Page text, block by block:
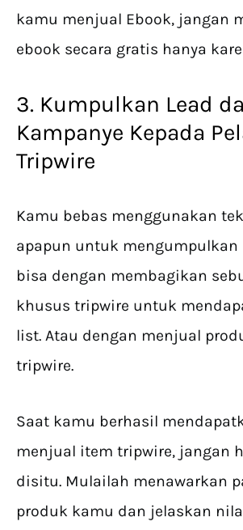
kamu menjual Ebook, jangan
ebook secara gratis hanya
3. Kumpulkan Lead
Kampanye Kepada
Tripwire
Kamu bebas menggunakan
apapun untuk mengumpulkan
bisa dengan membagikan
khusus tripwire untuk
list. Atau dengan menjual
tripwire.
Saat kamu berhasil
menjual item tripwire, jangan
disitu. Mulailah menawarkan
produk kamu dan jelaskan